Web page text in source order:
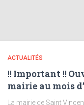
ACTUALITÉS
!! Important !!
mairie au mois
La mairie de Saint